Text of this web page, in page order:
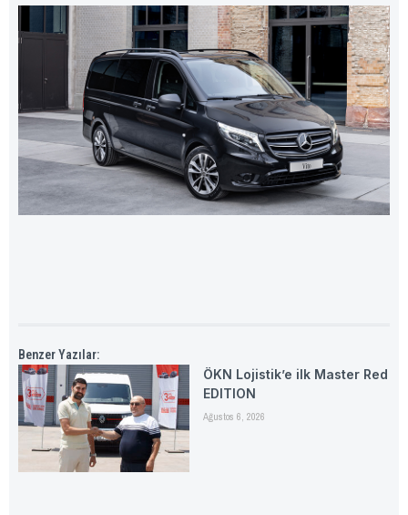
Benzer Yazılar:
ÖKN Lojistik’e ilk Master Red
EDITION
Ağustos 6, 2026